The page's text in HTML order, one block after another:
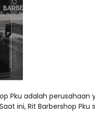
Pku adalah
ini, Rit Barbershop